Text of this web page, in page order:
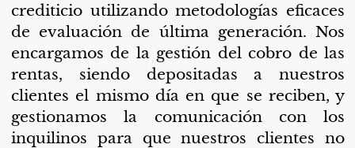
crediticio utilizando metodologías eficaces
de evaluación de última generación. Nos
encargamos de la gestión del cobro de las
rentas, siendo depositadas a nuestros
clientes el mismo día en que se reciben, y
gestionamos la comunicación con los
inquilinos para que nuestros clientes no